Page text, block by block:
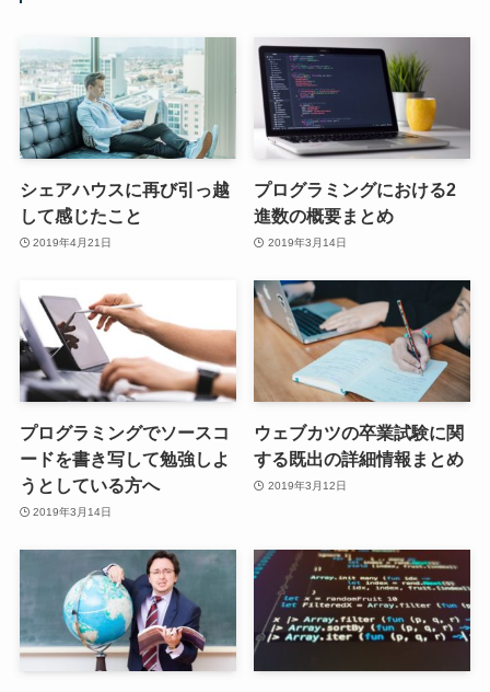
シェアハウスに再び引っ越
して感じたこと
2019年4月21日
プログラミングにおける2
進数の概要まとめ
2019年3月14日
プログラミングでソースコ
ードを書き写して勉強しよ
うとしている方へ
2019年3月14日
ウェブカツの卒業試験に関
する既出の詳細情報まとめ
2019年3月12日